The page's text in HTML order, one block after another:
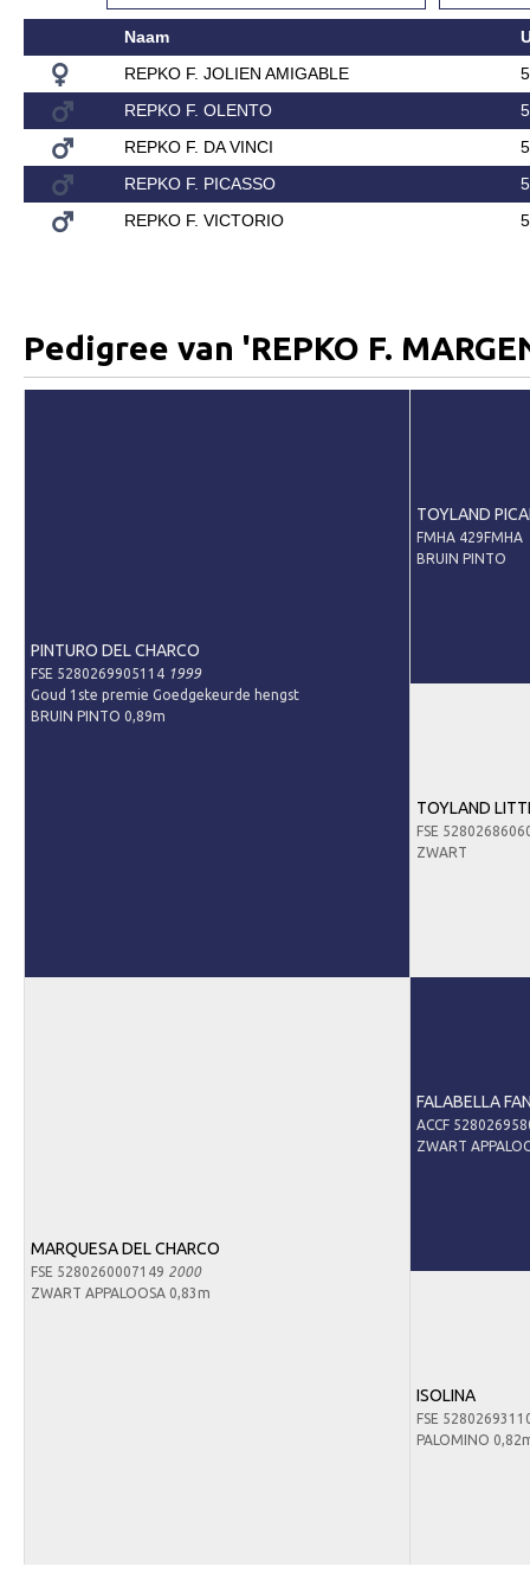
Predicaten
Informatie veulen registratie
Veulen registratie
EFS Hengstendatabase
Inschrijven keuring
Inloggen
Lid worden
Naam
REPKO F. JOLIEN AMIGABLE
REPKO F. OLENTO
REPKO F. DA VINCI
REPKO F. PICASSO
REPKO F. VICTORIO
Pedigree van 'REPKO F.
PINTURO DEL CHARCO
FSE 5280269905114 1999
Goud 1ste premie Goedgekeurde hengst
BRUIN PINTO 0,89m
TOYLAND
FMHA 429FMHA
BRUIN PINTO
TOYLAND
FSE
ZWART
MARQUESA DEL CHARCO
FSE 5280260007149 2000
ZWART APPALOOSA 0,83m
FALABELLA
ACCF
ZWART
ISOLINA
FSE
PALOMINO